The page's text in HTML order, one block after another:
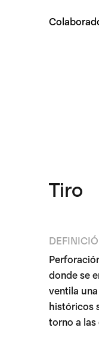
Tiro
donde se
ventila
históricos
torno a las